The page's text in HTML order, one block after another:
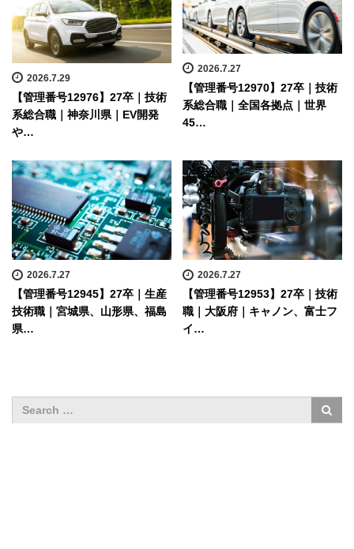
2026.7.29
【管理番号12976】27卒｜技術
系総合職｜神奈川県｜EV開発
や…
2026.7.27
【管理番号12970】27卒｜技術
系総合職｜全国各拠点｜世界
45…
2026.7.27
【管理番号12945】27卒｜生産
技術職｜宮城県、山形県、福島
県…
2026.7.27
【管理番号12953】27卒｜技術
職｜大阪府｜キャノン、富士フ
イ…